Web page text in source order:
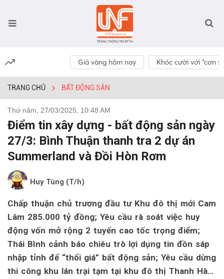
Giá vàng hôm nay Khóc cười với “cơn
TRANG CHỦ BẤT ĐỘNG SẢN
Thứ năm, 27/03/2025, 10:48 AM
Điểm tin xây dựng - bất động sản ngày
27/3: Bình Thuận thanh tra 2 dự án
Summerland và Đồi Hòn Rơm
Huy Tùng (T/h)
Chấp thuận chủ trương đầu tư Khu đô thị mới Cam
Lâm 285.000 tỷ đồng; Yêu cầu rà soát việc huy
động vốn mở rộng 2 tuyến cao tốc trọng điểm;
Thái Bình cảnh báo chiêu trò lợi dụng tin đồn sáp
nhập tỉnh để “thổi giá” bất động sản; Yêu cầu dừng
thi công khu lán trại tạm tại khu đô thị Thanh Hà…